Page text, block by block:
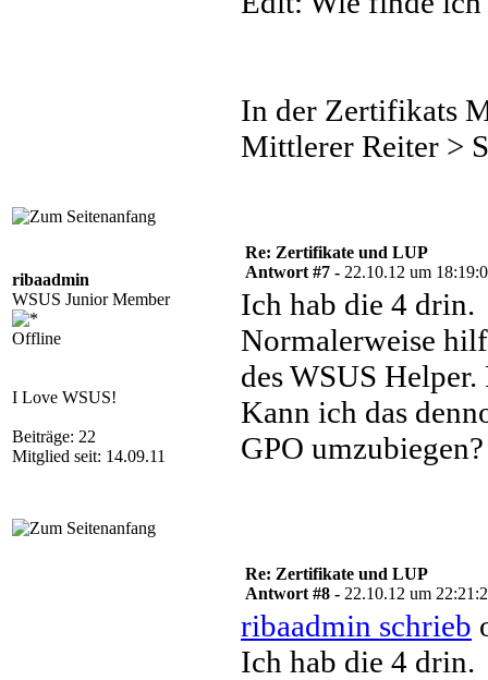
In der Zertifikats
Mittlerer Reiter >
ribaadmin
WSUS Junior Member
Offline
I Love WSUS!
Beiträge: 22
Mitglied seit: 14.09.11
Re: Zertifikate und LUP
Antwort #7 - 22.10.12 um
Ich hab die 4 drin.
Normalerweise
des WSUS
Kann ich das
GPO umzubiegen?
Re: Zertifikate und LUP
Antwort #8 - 22.10.12 um
ribaadmin schrieb
Ich hab die 4 drin.